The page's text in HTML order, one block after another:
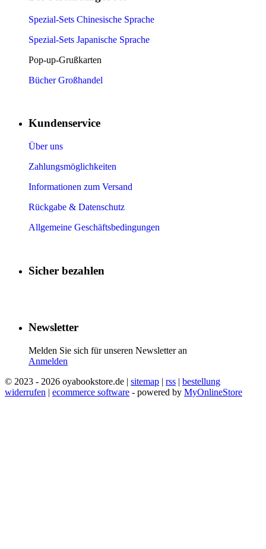
Spezial-Sets Chinesische Sprache
Spezial-Sets Japanische Sprache
Pop-up-Grußkarten
Bücher Großhandel
Kundenservice
Über uns
Zahlungsmöglichkeiten
Informationen zum Versand
Rückgabe & Datenschutz
Allgemeine Geschäftsbedingungen
Sicher bezahlen
Newsletter
Melden Sie sich für unseren Newsletter an
Anmelden
© 2023 - 2026 oyabookstore.de | sitemap | rss | bestellung
widerrufen | ecommerce software - powered by MyOnlineStore